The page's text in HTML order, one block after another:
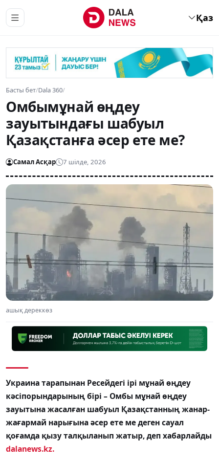
Қаз
Басты бет/Dala 360/
Омбымұнай өңдеу
зауытындағы шабуыл
Қазақстанға әсер ете ме?
Самал Асқар 7 шілде, 2026
ашық дереккөз
Украина тарапынан Ресейдегі ірі мұнай өңдеу
кәсіпорындарының бірі – Омбы мұнай өңдеу
зауытына жасалған шабуыл Қазақстанның жанар-
жағармай нарығына әсер ете ме деген сауал
қоғамда қызу талқыланып жатыр, деп хабарлайды
dalanews.kz.